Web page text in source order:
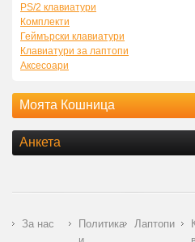
PS/2 клавиатури
Комплекти
Геймърски клавиатури
Клавиатури за лаптопи
Аксесоари
Моята Кошница
Анкета
За нас
Политика
Лаптопи